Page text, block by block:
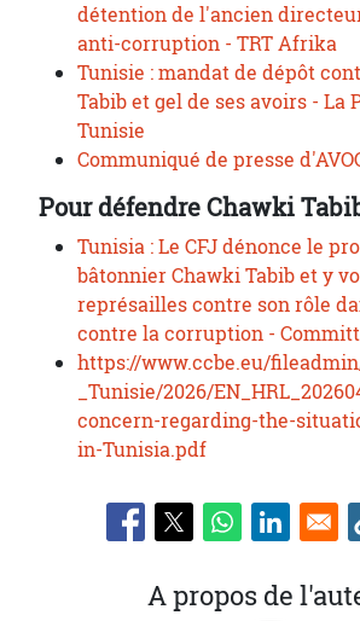
détention de l'ancien
anti-corruption - TRT Afrika
Tunisie : mandat de dépôt
Tabib et gel de ses avoirs - La
Tunisie
Communiqué de presse
Pour défendre Chawki
Tunisia : Le CFJ dénonce le
bâtonnier Chawki Tabib et y
représailles contre son rôle
contre la corruption -
https://www.ccbe.eu/
_Tunisie/2026/
concern-regarding-the-
in-Tunisia.pdf
A propos de